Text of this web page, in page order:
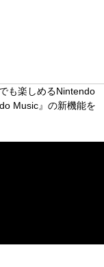
も楽しめるNintendo
Music』の新機能を